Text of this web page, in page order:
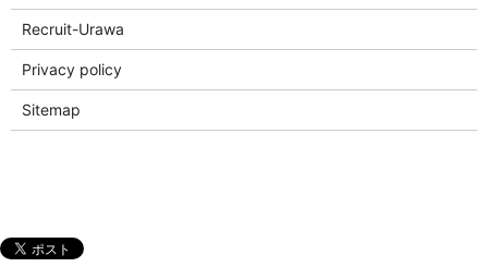
Recruit-Urawa
Privacy policy
Sitemap